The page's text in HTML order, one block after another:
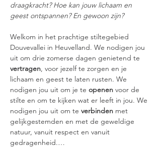
draagkracht? Hoe kan jouw lichaam en
geest ontspannen? En gewoon zijn?
Welkom in het prachtige stiltegebied
Douvevallei in Heuvelland. We nodigen jou
uit om drie zomerse dagen genietend te
vertragen, voor jezelf te zorgen en je
lichaam en geest te laten rusten. We
nodigen jou uit om je te openen voor de
stilte en om te kijken wat er leeft in jou. We
nodigen jou uit om te verbinden met
gelijkgestemden en met de geweldige
natuur, vanuit respect en vanuit
gedragenheid.…